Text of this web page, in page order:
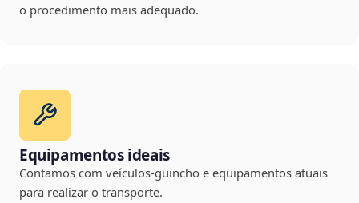
o procedimento mais adequado.
Equipamentos ideais
Contamos com veículos-guincho e equipamentos atuais
para realizar o transporte.